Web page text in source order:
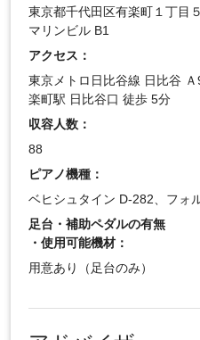
東京都千代田区有楽町１丁目
マリンビル B1
アクセス：
東京メトロ日比谷線 日比谷
楽町駅 日比谷口 徒歩 5分
収容人数：
88
ピアノ機種：
ベヒシュタイン D-282、フォ
足台・補助ペダルの有無
・使用可能機材：
用意あり（足台のみ）